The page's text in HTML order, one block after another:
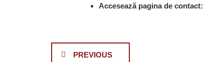
Accesează pagina de contact:
PREVIOUS